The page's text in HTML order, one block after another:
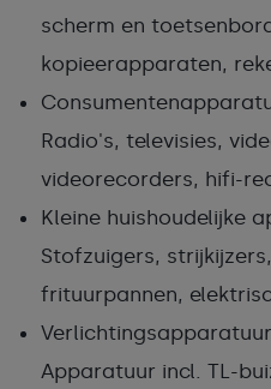
scherm en
kopieerapparaten,
Radio's, televisies,
videorecorders, hifi-
Kleine huishoudelijke
Stofzuigers,
frituurpannen,
Verlichtingsapparatuur
Apparatuur incl. TL-